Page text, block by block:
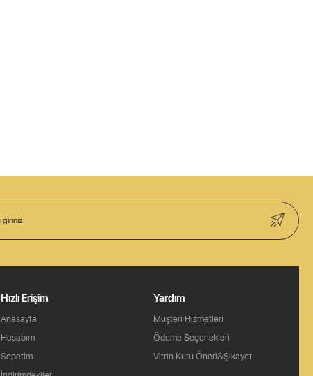
Hızlı Erişim
Anasayfa
Hesabım
Sepetim
Yardım
Müşteri Hizmetleri
Ödeme Seçenekleri
Vitrin Kutu Öneri&Şikayet